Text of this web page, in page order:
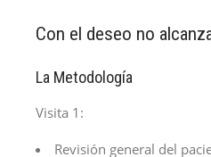
Con el deseo no
La Metodología
Visita 1:
Revisión general del